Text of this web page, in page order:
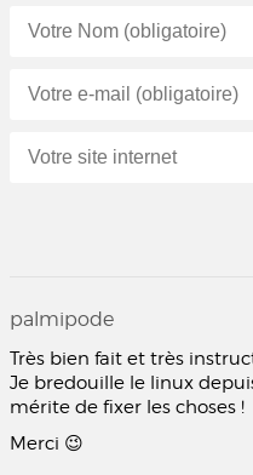
palmipode
Très bien fait et très
Je bredouille le linux
mérite de fixer les choses !
Merci 😉